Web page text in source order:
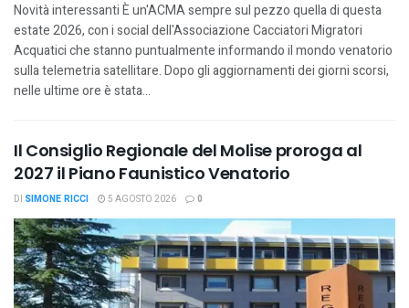
Novità interessanti È un'ACMA sempre sul pezzo quella di questa
estate 2026, con i social dell'Associazione Cacciatori Migratori
Acquatici che stanno puntualmente informando il mondo venatorio
sulla telemetria satellitare. Dopo gli aggiornamenti dei giorni scorsi,
nelle ultime ore è stata...
Il Consiglio Regionale del Molise proroga al
2027 il Piano Faunistico Venatorio
DI SIMONE RICCI 5 AGOSTO 2026 0